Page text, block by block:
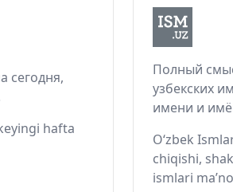
сегодня,
hafta
Полный
узбекских
имени и
O‘zbek
chiqishi,
ismlari